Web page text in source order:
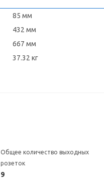
85 мм
432 мм
667 мм
37.32 кг
Общее количество выходных
розеток
9